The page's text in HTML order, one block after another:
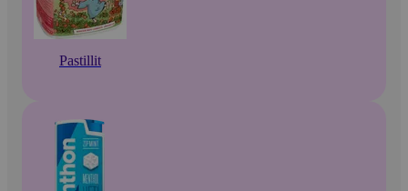
Pastillit